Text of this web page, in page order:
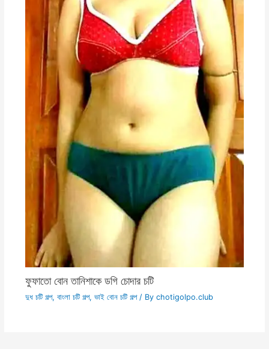
ফুফাতো বোন তানিশাকে ডগি চোদার চটি
দুধ চটি গল্প, বাংলা চটি গল্প, ভাই বোন চটি গল্প/ By chotigolpo.club